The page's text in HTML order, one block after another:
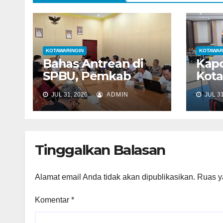
p
s
KOTAWARINGIN
Bahas Antrean di
SPBU, Pemkab
Kobar dan
Pertamina Perkuat
Koordinasi
JUL 31, 2026 ADMIN JUL
Tinggalkan Balasan
Alamat email Anda tidak akan dipublikasikan. Ruas
Komentar *